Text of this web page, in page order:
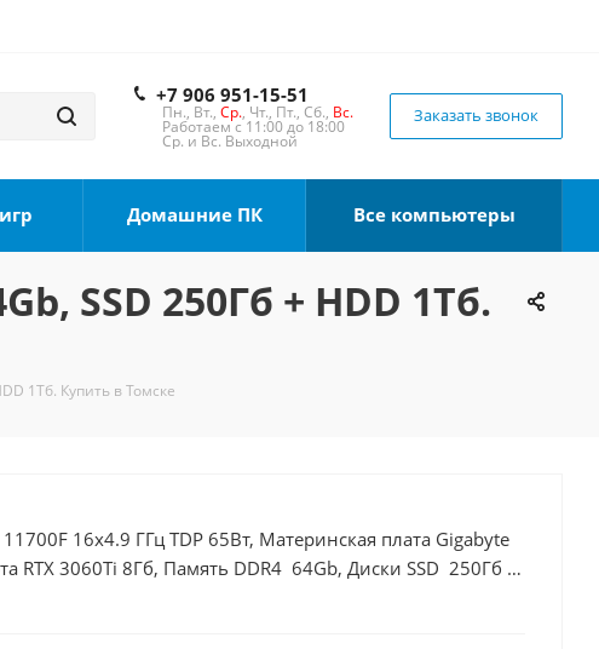
+7 906 951-15-51
Пн., Вт., Ср., Чт., Пт., Сб., Вс.
Работаем с 11:00 до 18:00
Ср. и Вс. Выходной
Заказать звонок
Домашние ПК Все компьютеры
SSD 250Гб + HDD 1Тб.
1Тб. Купить в Томске
16x4.9 ГГц TDP 65Вт, Материнская плата Gigabyte
RTX 3060Ti 8Гб, Память DDR4 64Gb, Диски SSD 250Гб +